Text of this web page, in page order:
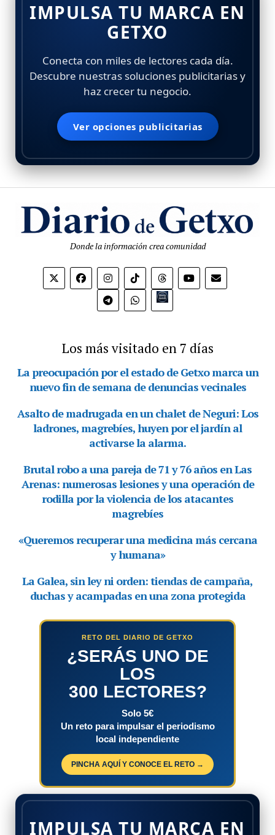
IMPULSA TU MARCA EN
GETXO
Conecta con miles de lectores cada día.
Descubre nuestras soluciones publicitarias y
haz crecer tu negocio.
Ver opciones publicitarias
Donde la información crea comunidad
Bio.link
Los más visitado en 7 días
RETO DEL DIARIO DE GETXO
¿SERÁS UNO DE
LOS
300 LECTORES?
Solo 5€
Un reto para impulsar el periodismo
local independiente
PINCHA AQUÍ Y CONOCE EL RETO →
IMPULSA TU MARCA EN